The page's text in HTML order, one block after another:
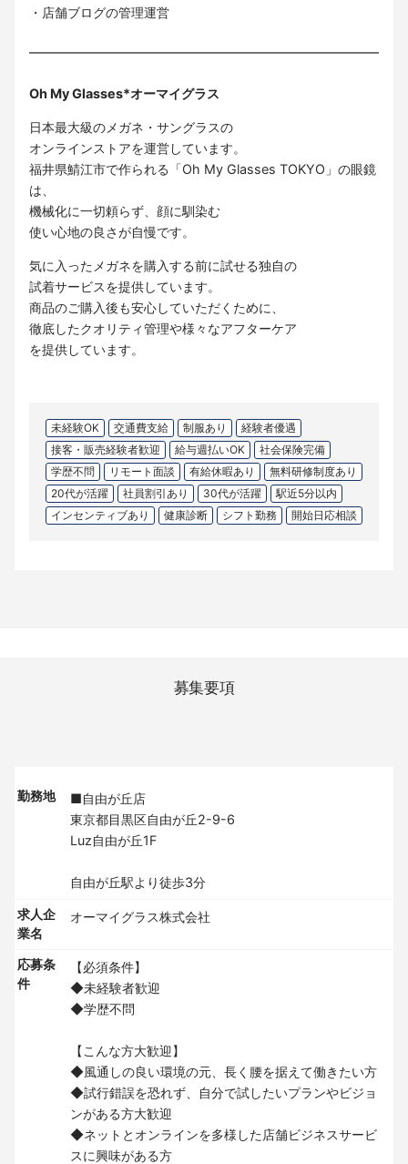
・店舗ブログの管理運営
Oh My Glasses*オーマイグラス
日本最大級のメガネ・サングラスの
オンラインストアを運営しています。
福井県鯖江市で作られる「Oh My Glasses TOKYO」の眼鏡
は、
機械化に一切頼らず、顔に馴染む
使い心地の良さが自慢です。
気に入ったメガネを購入する前に試せる独自の
試着サービスを提供しています。
商品のご購入後も安心していただくために、
徹底したクオリティ管理や様々なアフターケア
を提供しています。
未経験OK 交通費支給 制服あり
経験者優遇
接客・販売経験者歓迎
給与週払いOK
社会保険完備
学歴不問
リモート面談 有給休暇あり
無料研修制度あり
20代が活躍
社員割引あり 30代が活躍
駅近5分以内
インセンティブあり
健康診断 シフト勤務 開始日応相談
募集要項
勤務地
■自由が丘店
東京都目黒区自由が丘2-9-6
Luz自由が丘1F
自由が丘駅より徒歩3分
求人企
業名
オーマイグラス株式会社
応募条
件
【必須条件】
◆未経験者歓迎
◆学歴不問
【こんな方大歓迎】
◆風通しの良い環境の元、長く腰を据えて働きたい方
◆試行錯誤を恐れず、自分で試したいプランやビジョ
ンがある方大歓迎
◆ネットとオンラインを多様した店舗ビジネスサービ
スに興味がある方